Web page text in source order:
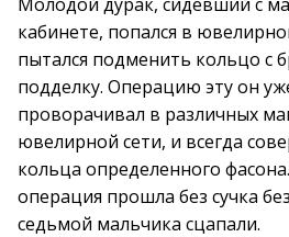
кабинете, попался в
пытался подменить кольцо с
подделку. Операцию эту он
проворачивал в различных
ювелирной сети, и всегда
кольца определенного
операция прошла без сучка
седьмой мальчика сцапали.